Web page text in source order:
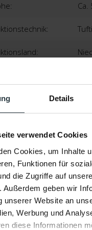
Details
verwendet Cookies
Cookies, um Inhalte
Funktionen für
die Zugriffe auf
Außerdem geben wir
unserer Website an
Werbung und
diese Informationen